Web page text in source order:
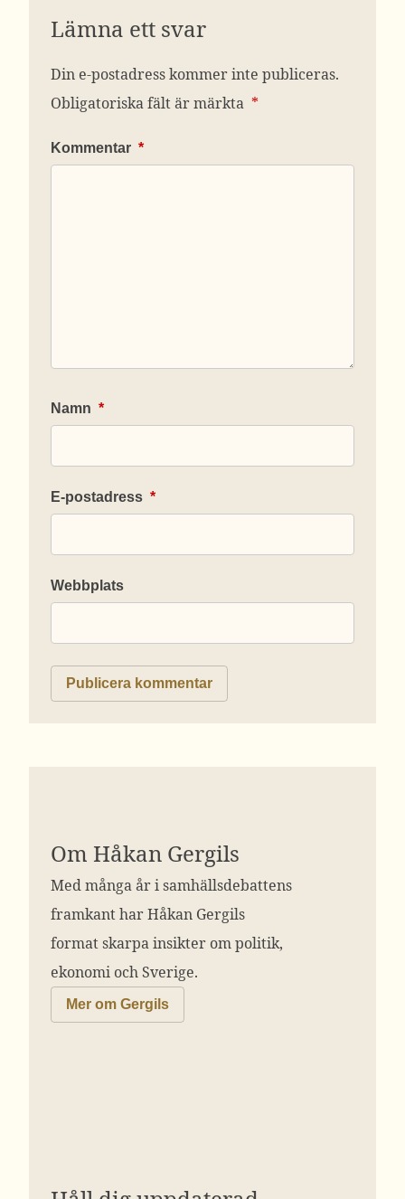
Lämna ett svar
Din e-postadress kommer inte publiceras.
Obligatoriska fält är märkta *
Kommentar *
Namn *
E-postadress *
Webbplats
Om Håkan Gergils
Med många år i samhällsdebattens
framkant har Håkan Gergils
format skarpa insikter om politik,
ekonomi och Sverige.
Mer om Gergils